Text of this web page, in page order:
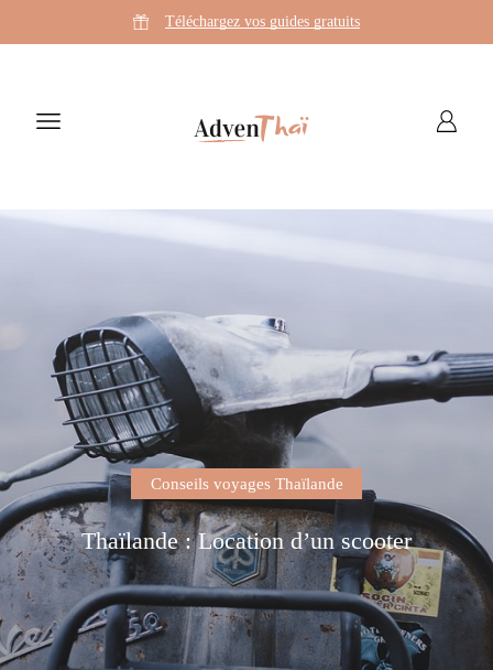
Téléchargez vos guides gratuits
Conseils voyages Thaïlande
Thaïlande : Location d’un scooter